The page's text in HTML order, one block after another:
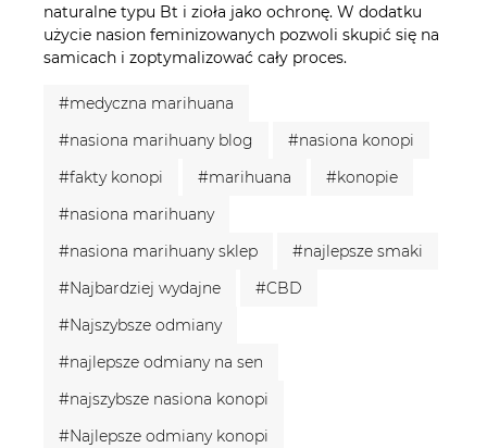
naturalne typu Bt i zioła jako ochronę. W dodatku
użycie nasion feminizowanych pozwoli skupić się na
samicach i zoptymalizować cały proces.
#medyczna marihuana
#nasiona marihuany blog
#nasiona konopi
#fakty konopi
#marihuana
#konopie
#nasiona marihuany
#nasiona marihuany sklep
#najlepsze smaki
#Najbardziej wydajne
#CBD
#Najszybsze odmiany
#najlepsze odmiany na sen
#najszybsze nasiona konopi
#Najlepsze odmiany konopi